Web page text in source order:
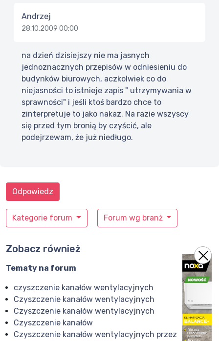
Andrzej
28.10.2009 00:00
na dzień dzisiejszy nie ma jasnych
jednoznacznych przepisów w odniesieniu do
budynków biurowych, aczkolwiek co do
niejasności to istnieje zapis " utrzymywania w
sprawności" i jeśli ktoś bardzo chce to
zinterpretuje to jako nakaz. Na razie wszyscy
się przed tym bronią by czyścić, ale
podejrzewam, że już niedługo.
Kategorie forum Forum wg branż
Odpowiedz
Zobacz również
Tematy na forum
czyszczenie kanałów wentylacyjnych
Czyszczenie kanałów wentylacyjnych
Czyszczenie kanałów wentylacyjnych
Czyszczenie kanałów
Czyszczenie kanałów wentylacyjnych przez